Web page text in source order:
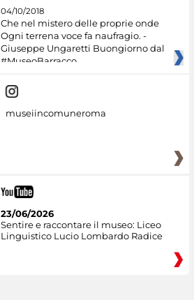
04/10/2018
Che nel mistero delle proprie onde
Ogni terrena voce fa naufragio. -
Giuseppe Ungaretti Buongiorno dal
#MuseoBarracco
museiincomuneroma
23/06/2026
Sentire e raccontare il museo: Liceo
Linguistico Lucio Lombardo Radice